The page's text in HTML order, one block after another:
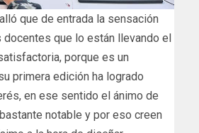
que de entrada la sensación
que lo están llevando el
porque es un
primera edición ha logrado
en ese sentido el ánimo de
notable y por eso creen